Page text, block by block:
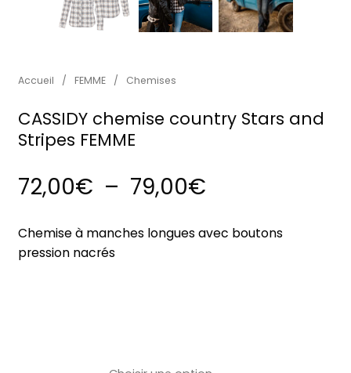
Accueil / FEMME / Chemises
CASSIDY chemise country Stars and
Stripes FEMME
72,00€ – 79,00€Plage de
Chemise à manches longues avec boutons
pression nacrés